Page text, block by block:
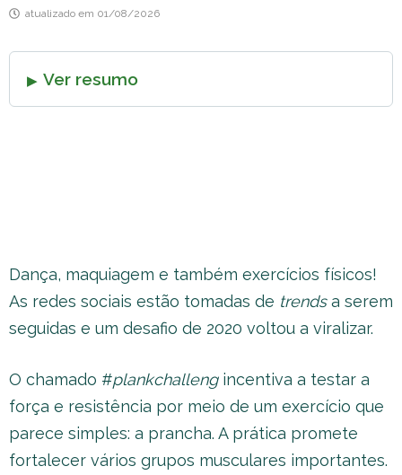
atualizado em 01/08/2026
Ver resumo
Dança, maquiagem e também exercícios físicos!
As redes sociais estão tomadas de trendsa serem
seguidas e um desafio de 2020 voltou a viralizar.
O chamado #plankchallengincentiva a testar a
força e resistência por meio de um exercício que
parece simples: a prancha. A prática promete
fortalecer vários grupos musculares importantes.